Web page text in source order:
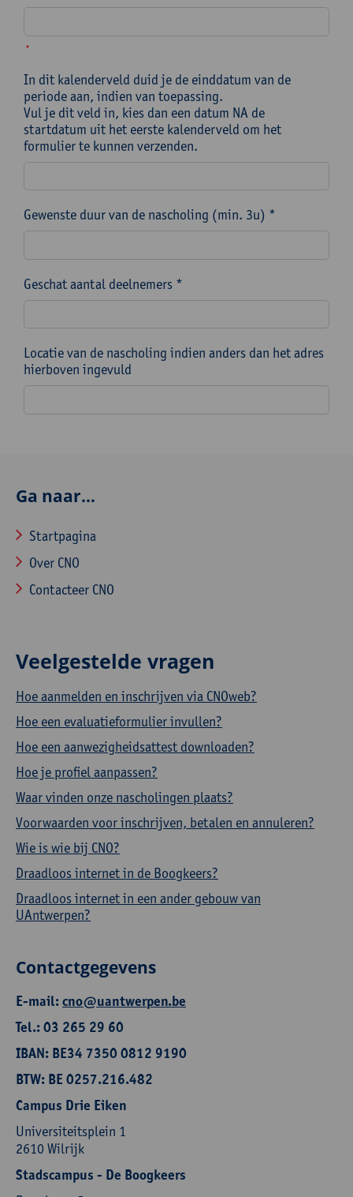
*
In dit kalenderveld duid je de einddatum van de
periode aan, indien van toepassing.
Vul je dit veld in, kies dan een datum NA de
startdatum uit het eerste kalenderveld om het
formulier te kunnen verzenden.
Gewenste duur van de nascholing (min. 3u) *
Geschat aantal deelnemers *
Locatie van de nascholing indien anders dan het adres
hierboven ingevuld
Ga naar...
Startpagina
Over CNO
Contacteer CNO
Veelgestelde vragen
Hoe aanmelden en inschrijven via CNOweb?
Hoe een evaluatieformulier invullen?
Hoe een aanwezigheidsattest downloaden?
Hoe je profiel aanpassen?
Waar vinden onze nascholingen plaats?
Voorwaarden voor inschrijven, betalen en annuleren?
Wie is wie bij CNO?
Draadloos internet in de Boogkeers?
Draadloos internet in een ander gebouw van
UAntwerpen?
Contactgegevens
E-mail:cno@uantwerpen.be
Tel.: 03 265 29 60
IBAN: BE34 7350 0812 9190
BTW: BE 0257.216.482
Campus Drie Eiken
Universiteitsplein 1
2610 Wilrijk
Stadscampus - De Boogkeers